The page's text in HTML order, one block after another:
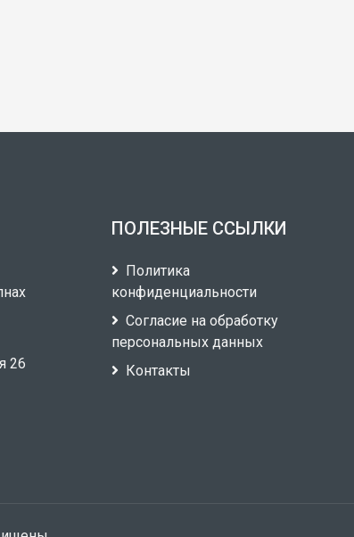
26
ПОЛЕЗНЫЕ ССЫЛКИ
Политика
конфиденциальности
Согласие на обработку
персональных данных
Контакты